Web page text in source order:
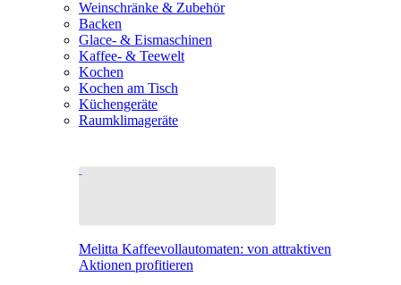
Weinschränke & Zubehör
Backen
Glace- & Eismaschinen
Kaffee- & Teewelt
Kochen
Kochen am Tisch
Küchengeräte
Raumklimageräte
Melitta Kaffeevollautomaten: von attraktiven
Aktionen profitieren